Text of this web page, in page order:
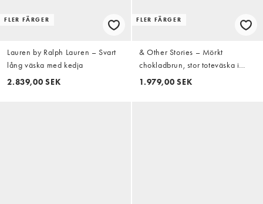
FLER FÄRGER
Lauren by Ralph Lauren – Svart
lång väska med kedja
2.839,00 SEK
FLER FÄRGER
& Other Stories – Mörkt
chokladbrun, stor toteväska i
äkta mocka
1.979,00 SEK